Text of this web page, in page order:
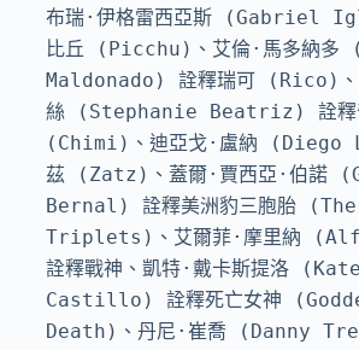
布瑞·伊格雷西亞斯 (Gabriel
比丘 (Picchu)、艾倫·馬多納
Maldonado) 詮釋瑞可 (Rico)、
絲 (Stephanie Beatriz) 詮釋
(Chimi)、迪亞戈·盧納 (Diego
茲 (Zatz)、蓋爾·賈西亞·伯諾
Bernal) 詮釋美洲豹三胞胎
Triplets)、艾爾菲·摩里納
詮釋戰神、凱特·戴卡斯提洛
Castillo) 詮釋死亡女神
Death)、丹尼·崔喬 (Danny